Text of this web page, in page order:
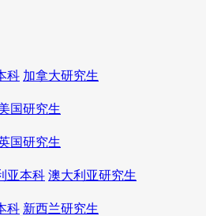
科 加拿大研究生
国研究生
国研究生
亚本科 澳大利亚研究生
科 新西兰研究生